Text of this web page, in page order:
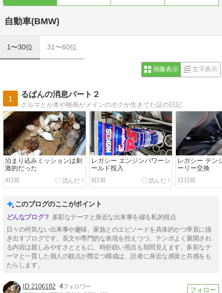
自動車(BMW)
1〜30位 31〜60位
画像表示 文字表示
1
るぱんの消息パート２
クルマとか本や映画がメインのボクが生きてた証の日記
泊まり込みミッションは刺
激的だった
4日前
レガシー エンジンパワーシ
ールド投入
9日前
レガシー テン
ーリー交換
11日前
このブログのここがポイント
多彩なテーマと身近な出来事を綴る私的視点
日々の何気ない出来事や趣味、家族とのエピソードを具体的かつ率直に描
き出すブログです。長文や専門的な表現を控えつつ、テンポよく展開され
る内容は親しみやすさとともに、時折鋭い視点も垣間見えます。多彩なテ
ーマと一貫した個人の観点が際立つ構成は、読者に身近な感覚と共感をも
たらします。
2106182 4